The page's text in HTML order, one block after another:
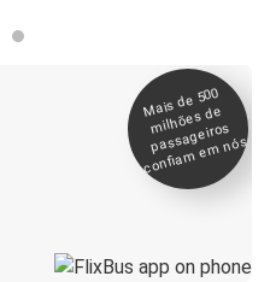
Mais de 500
milhões de
passageiros
confia
m e
m nós